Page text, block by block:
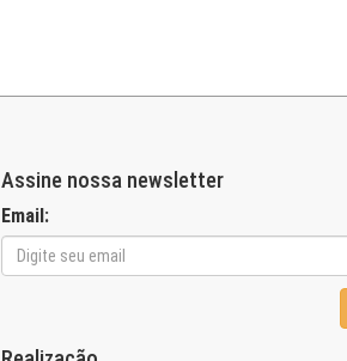
Assine nossa newsletter
Email: